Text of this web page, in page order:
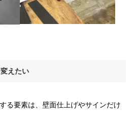
えたい
る要素は、壁面仕上げやサインだけ